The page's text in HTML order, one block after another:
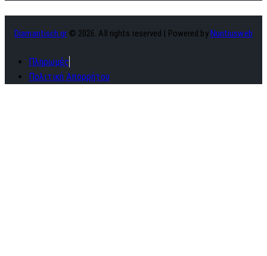
Diamantisch.gr © 2026. All rights reserved | Powered byNuntiusweb
Πληρωμές
Πολιτική Απορρήτου